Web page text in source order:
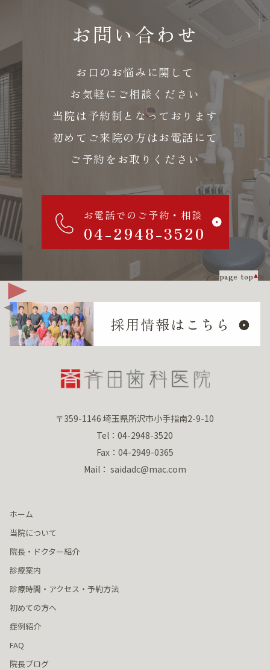
お問い合わせ
お口のお悩みに関して
お気軽にご相談ください
当院は予約制となっております
初めてご来院の方はお電話にて
ご予約をお取りください
お電話でのご予約・相談
04-2948-3520
page top
〒359-1146 埼玉県所沢市小手指南2-9-10
Tel：04-2948-3520
Fax：04-2949-0365
Mail： saidadc@mac.com
ホーム
当院について
院長・ドクター紹介
診療案内
診療時間・アクセス・予約方法
初めての方へ
症例紹介
FAQ
院長ブログ